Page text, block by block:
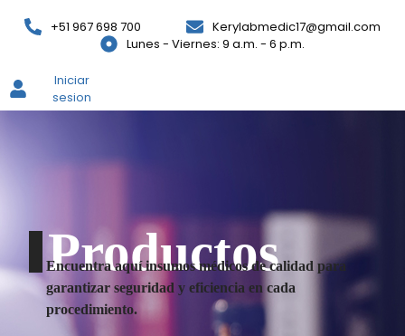
+51 967 698 700
Kerylabmedic17@gmail.com
Lunes - Viernes: 9 a.m. - 6 p.m.
Iniciar
sesion
Productos
Encuentra aquí insumos médicos de calidad para
garantizar seguridad y eficiencia en cada
procedimiento.